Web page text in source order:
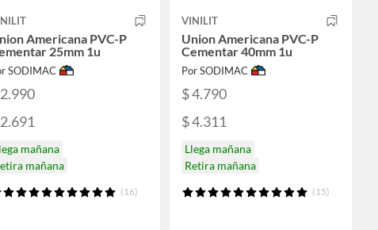
Americana PVC-P
25mm 1u
SODIMAC
mañana
mañana
(16)
VINILIT
Union Americana PVC-P
Cementar 40mm 1u
Por SODIMAC
$ 4.790
$ 4.311
Llega mañana
Retira mañana
(15)